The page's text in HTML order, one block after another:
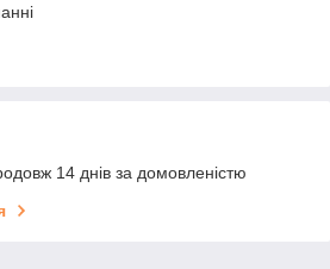
14 днів за домовленістю